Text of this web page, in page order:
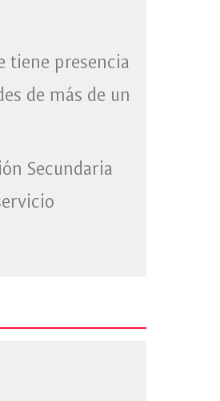
tiene presencia
de más de un
Secundaria